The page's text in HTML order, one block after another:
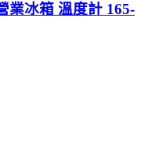
業冰箱 溫度計 165-